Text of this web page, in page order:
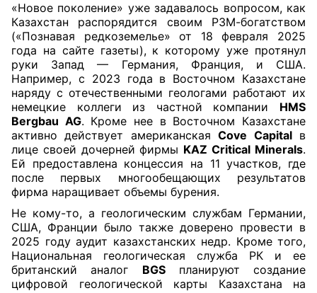
«Новое поколение» уже задавалось вопросом, как
Казахстан распорядится своим РЗМ-богатством
(«Познавая редкоземелье» от 18 февраля 2025
года на сайте газеты), к которому уже протянул
руки Запад — Германия, Франция, и США.
Например, с 2023 года в Восточном Казахстане
наряду с отечественными геологами работают их
немецкие коллеги из частной компании HMS
Bergbau AG. Кроме нее в Восточном Казахстане
активно действует американскаяCove Capitalв
лице своей дочерней фирмы KAZ Critical Minerals.
Ей предоставлена концессия на 11 участков, где
после первых многообещающих результатов
фирма наращивает объемы бурения.
Не кому-то, а геологическим службам Германии,
США, Франции было также доверено провести в
2025 году аудит казахстанских недр. Кроме того,
Национальная геологическая служба РК и ее
британский аналог BGSпланируют создание
цифровой геологической карты Казахстана на